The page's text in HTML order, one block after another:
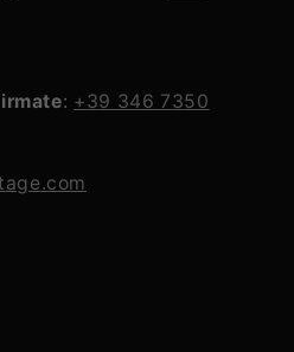
: +39 346 7350